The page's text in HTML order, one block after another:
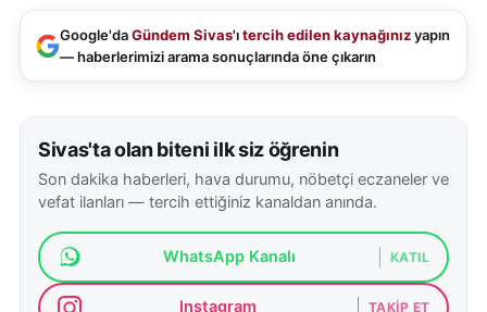
Google'daGündem Sivas'ıtercih edilen kaynağınızyapın
— haberlerimizi arama sonuçlarında öne çıkarın
Sivas'ta olan biteni ilk siz öğrenin
Son dakika haberleri, hava durumu, nöbetçi eczaneler ve
vefat ilanları — tercih ettiğiniz kanaldan anında.
WhatsApp Kanalı KATIL
Instagram TAKIP ET